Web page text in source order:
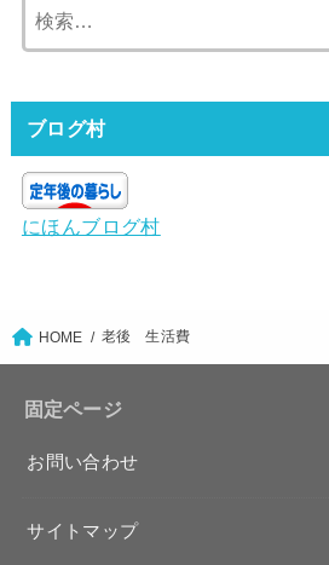
索:
ブログ村
にほんブログ村
HOME 老後 生活費
固定ページ
お問い合わせ
サイトマップ